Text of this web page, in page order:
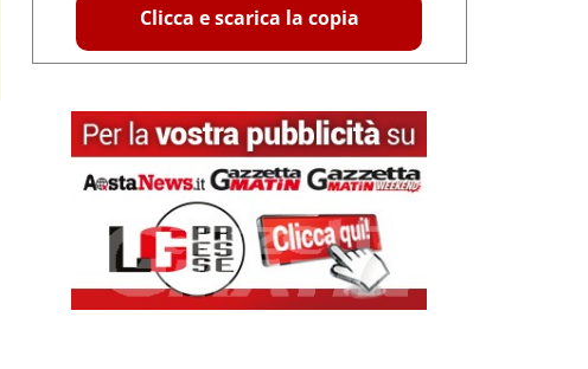
Clicca e scarica la copia